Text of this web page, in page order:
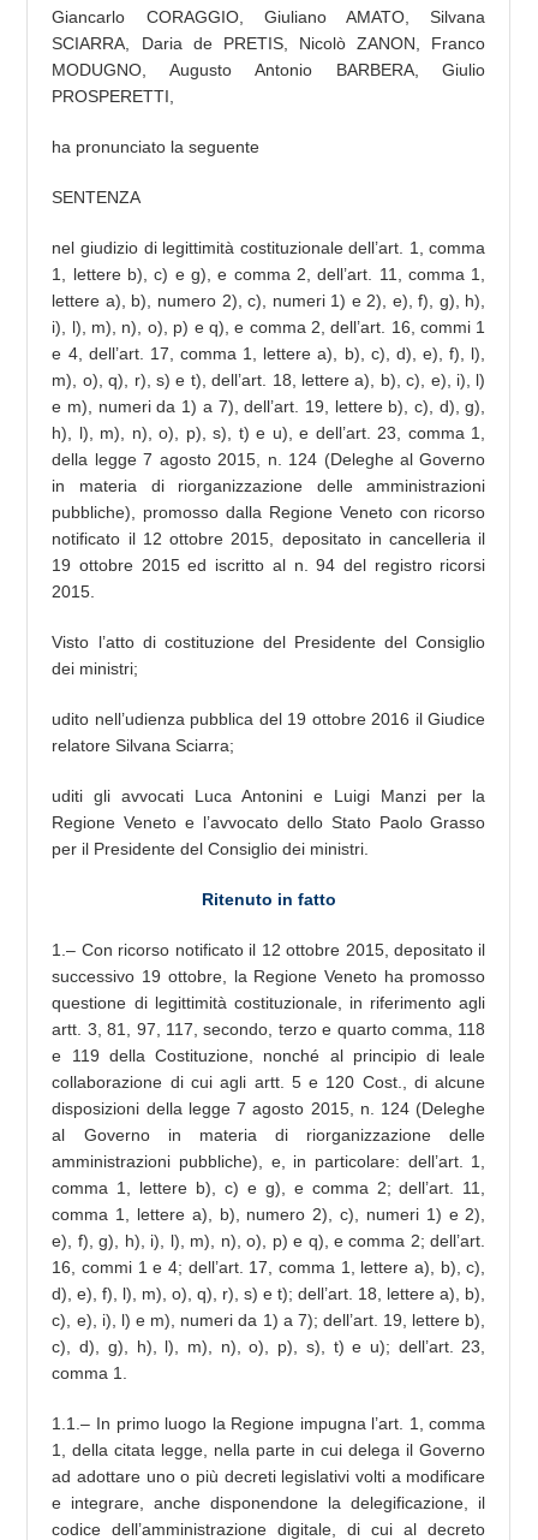
Giancarlo CORAGGIO, Giuliano AMATO, Silvana
SCIARRA, Daria de PRETIS, Nicolò ZANON, Franco
MODUGNO, Augusto Antonio BARBERA, Giulio
PROSPERETTI,
ha pronunciato la seguente
SENTENZA
nel giudizio di legittimità costituzionale dell’art. 1, comma
1, lettere b), c) e g), e comma 2, dell’art. 11, comma 1,
lettere a), b), numero 2), c), numeri 1) e 2), e), f), g), h),
i), l), m), n), o), p) e q), e comma 2, dell’art. 16, commi 1
e 4, dell’art. 17, comma 1, lettere a), b), c), d), e), f), l),
m), o), q), r), s) e t), dell’art. 18, lettere a), b), c), e), i), l)
e m), numeri da 1) a 7), dell’art. 19, lettere b), c), d), g),
h), l), m), n), o), p), s), t) e u), e dell’art. 23, comma 1,
della legge 7 agosto 2015, n. 124 (Deleghe al Governo
in materia di riorganizzazione delle amministrazioni
pubbliche), promosso dalla Regione Veneto con ricorso
notificato il 12 ottobre 2015, depositato in cancelleria il
19 ottobre 2015 ed iscritto al n. 94 del registro ricorsi
2015.
Visto l’atto di costituzione del Presidente del Consiglio
dei ministri;
udito nell’udienza pubblica del 19 ottobre 2016 il Giudice
relatore Silvana Sciarra;
uditi gli avvocati Luca Antonini e Luigi Manzi per la
Regione Veneto e l’avvocato dello Stato Paolo Grasso
per il Presidente del Consiglio dei ministri.
Ritenuto in fatto
1.– Con ricorso notificato il 12 ottobre 2015, depositato il
successivo 19 ottobre, la Regione Veneto ha promosso
questione di legittimità costituzionale, in riferimento agli
artt. 3, 81, 97, 117, secondo, terzo e quarto comma, 118
e 119 della Costituzione, nonché al principio di leale
collaborazione di cui agli artt. 5 e 120 Cost., di alcune
disposizioni della legge 7 agosto 2015, n. 124 (Deleghe
al Governo in materia di riorganizzazione delle
amministrazioni pubbliche), e, in particolare: dell’art. 1,
comma 1, lettere b), c) e g), e comma 2; dell’art. 11,
comma 1, lettere a), b), numero 2), c), numeri 1) e 2),
e), f), g), h), i), l), m), n), o), p) e q), e comma 2; dell’art.
16, commi 1 e 4; dell’art. 17, comma 1, lettere a), b), c),
d), e), f), l), m), o), q), r), s) e t); dell’art. 18, lettere a), b),
c), e), i), l) e m), numeri da 1) a 7); dell’art. 19, lettere b),
c), d), g), h), l), m), n), o), p), s), t) e u); dell’art. 23,
comma 1.
1.1.– In primo luogo la Regione impugna l’art. 1, comma
1, della citata legge, nella parte in cui delega il Governo
ad adottare uno o più decreti legislativi volti a modificare
e integrare, anche disponendone la delegificazione, il
codice dell’amministrazione digitale, di cui al decreto